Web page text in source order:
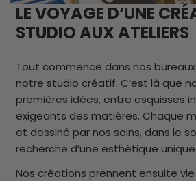
LE VOYAGE D’UNE
STUDIO AUX ATELIERS
Tout commence dans nos
notre studio créatif. C’est là que
premières idées, entre esquisses
exigeants des matières. Chaque
et dessiné par nos soins, dans le
recherche d’une esthétique unique.
Nos créations prennent ensuite